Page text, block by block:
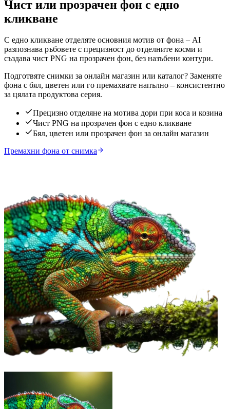
Чист или прозрачен фон с едно
кликване
С едно кликване отделяте основния мотив от фона – AI
разпознава ръбовете с прецизност до отделните косми и
създава чист PNG на прозрачен фон, без назъбени контури.
Подготвяте снимки за онлайн магазин или каталог? Заменяте
фона с бял, цветен или го премахвате напълно – консистентно
за цялата продуктова серия.
Прецизно отделяне на мотива дори при коса и козина
Чист PNG на прозрачен фон с едно кликване
Бял, цветен или прозрачен фон за онлайн магазин
Премахни фона от снимка